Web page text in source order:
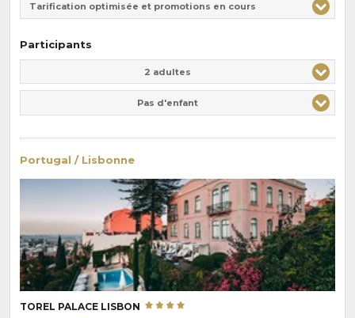
Tarification optimisée et promotions en cours
Participants
2 adultes
Pas d'enfant
Portugal / Lisbonne
TOREL PALACE LISBON